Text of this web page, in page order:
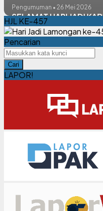
Pengumuman • 26 Mei 2026
SELAMAT HARI JADI
HJL KE-457
Pencarian
Cari
LAPOR!